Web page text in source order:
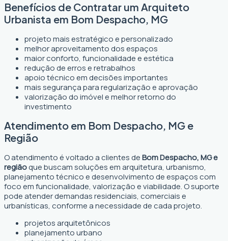
Benefícios de Contratar um Arquiteto
Urbanista em Bom Despacho, MG
projeto mais estratégico e personalizado
melhor aproveitamento dos espaços
maior conforto, funcionalidade e estética
redução de erros e retrabalhos
apoio técnico em decisões importantes
mais segurança para regularização e aprovação
valorização do imóvel e melhor retorno do
investimento
Atendimento em Bom Despacho, MG e
Região
O atendimento é voltado a clientes deBom Despacho, MG e
regiãoque buscam soluções em arquitetura, urbanismo,
planejamento técnico e desenvolvimento de espaços com
foco em funcionalidade, valorização e viabilidade. O suporte
pode atender demandas residenciais, comerciais e
urbanísticas, conforme a necessidade de cada projeto.
projetos arquitetônicos
planejamento urbano